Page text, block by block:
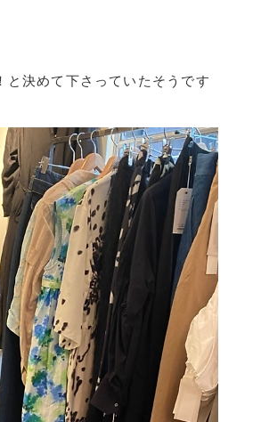
と決めて下さっていたそうです